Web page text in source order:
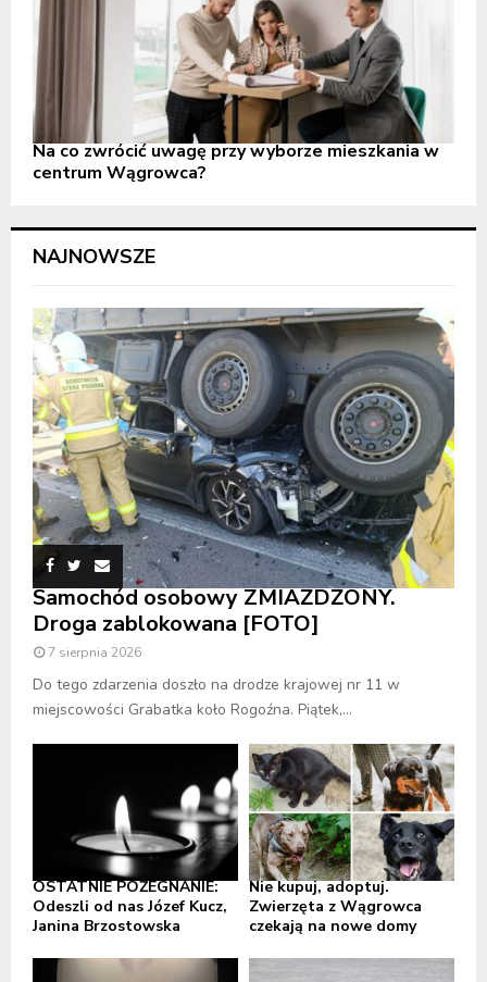
Na co zwrócić uwagę przy wyborze mieszkania w
centrum Wągrowca?
NAJNOWSZE
Samochód osobowy ZMIAŻDŻONY.
Droga zablokowana [FOTO]
7 sierpnia 2026
Do tego zdarzenia doszło na drodze krajowej nr 11 w
miejscowości Grabatka koło Rogoźna. Piątek,...
OSTATNIE POŻEGNANIE:
Odeszli od nas Józef Kucz,
Janina Brzostowska
Nie kupuj, adoptuj.
Zwierzęta z Wągrowca
czekają na nowe domy